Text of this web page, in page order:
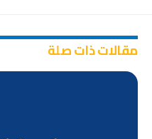
مقالات ذات صلة